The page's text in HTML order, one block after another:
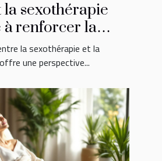
sexothérapie
à renforcer la
soi ?
la sexothérapie et la
une perspective...